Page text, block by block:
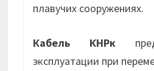
плавучих сооружениях.
Кабель КНРк
эксплуатации при